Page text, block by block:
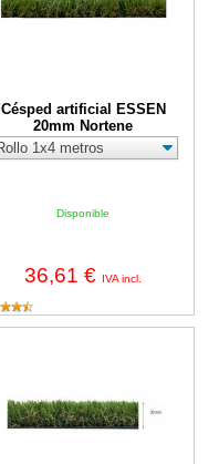
Césped artificial ESSEN
20mm Nortene
Disponible
36,61 € IVA incl.